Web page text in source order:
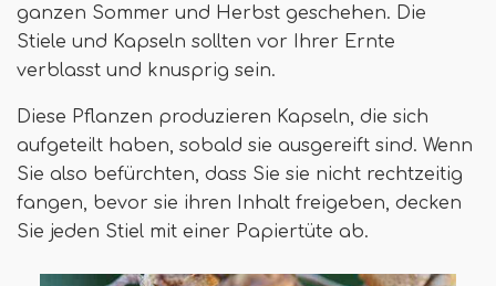
ganzen Sommer und Herbst geschehen. Die
Stiele und Kapseln sollten vor Ihrer Ernte
verblasst und knusprig sein.
Diese Pflanzen produzieren Kapseln, die sich
aufgeteilt haben, sobald sie ausgereift sind. Wenn
Sie also befürchten, dass Sie sie nicht rechtzeitig
fangen, bevor sie ihren Inhalt freigeben, decken
Sie jeden Stiel mit einer Papiertüte ab.